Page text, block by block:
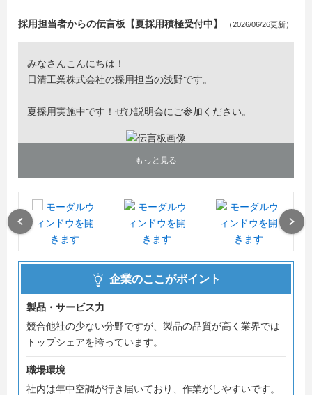
採用担当者からの伝言板【夏採用積極受付中】 （2026/06/26更新）
みなさんこんにちは！
日清工業株式会社の採用担当の浅野です。
夏採用実施中です！ぜひ説明会にご参加ください。
もっと見る
企業のここがポイント
製品・サービス力
競合他社の少ない分野ですが、製品の品質が高く業界では
トップシェアを誇っています。
職場環境
社内は年中空調が行き届いており、作業がしやすいです。